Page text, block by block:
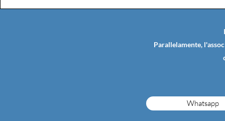
Parallelamente,
Whatsapp